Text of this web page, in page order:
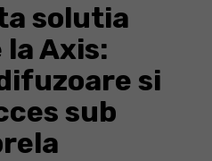
solutia
Axis:
si
sub